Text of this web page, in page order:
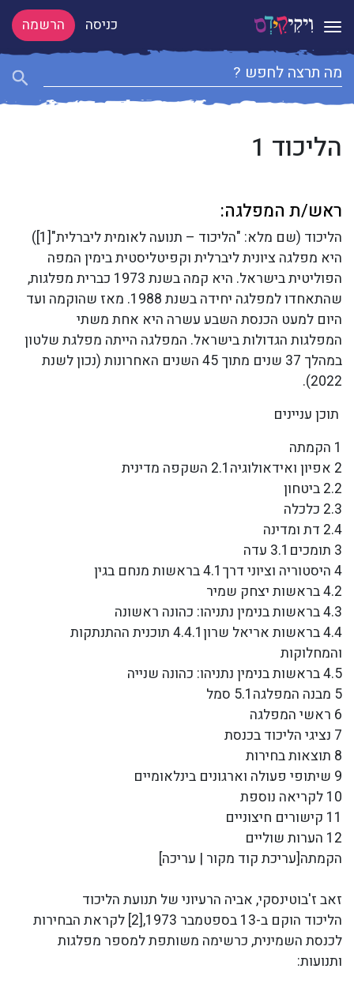
Toggle navigation כניסה הרשמה
הליכוד 1
ראש/ת המפלגה:
הליכוד (שם מלא: "הליכוד – תנועה לאומית ליברלית"[1])
היא מפלגה ציונית ליברלית וקפיטליסטית בימין המפה
הפוליטית בישראל. היא קמה בשנת 1973 כברית מפלגות,
שהתאחדו למפלגה יחידה בשנת 1988. מאז שהוקמה ועד
היום למעט הכנסת השבע עשרה היא אחת משתי
המפלגות הגדולות בישראל. המפלגה הייתה מפלגת שלטון
במהלך 37 שנים מתוך 45 השנים האחרונות (נכון לשנת
2022).
תוכן עניינים
1 הקמתה
2 אפיון ואידאולוגיה2.1 השקפה מדינית
2.2 ביטחון
2.3 כלכלה
2.4 דת ומדינה
3 תומכים3.1 עדה
4 היסטוריה וציוני דרך4.1 בראשות מנחם בגין
4.2 בראשות יצחק שמיר
4.3 בראשות בנימין נתניהו: כהונה ראשונה
4.4 בראשות אריאל שרון4.4.1 תוכנית ההתנתקות
והמחלוקות
4.5 בראשות בנימין נתניהו: כהונה שנייה
5 מבנה המפלגה5.1 סמל
6 ראשי המפלגה
7 נציגי הליכוד בכנסת
8 תוצאות בחירות
9 שיתופי פעולה וארגונים בינלאומיים
10 לקריאה נוספת
11 קישורים חיצוניים
12 הערות שוליים
הקמתה[עריכת קוד מקור | עריכה]
זאב ז'בוטינסקי, אביה הרעיוני של תנועת הליכוד
הליכוד הוקם ב-13 בספטמבר 1973,[2] לקראת הבחירות
לכנסת השמינית, כרשימה משותפת למספר מפלגות
ותנועות: